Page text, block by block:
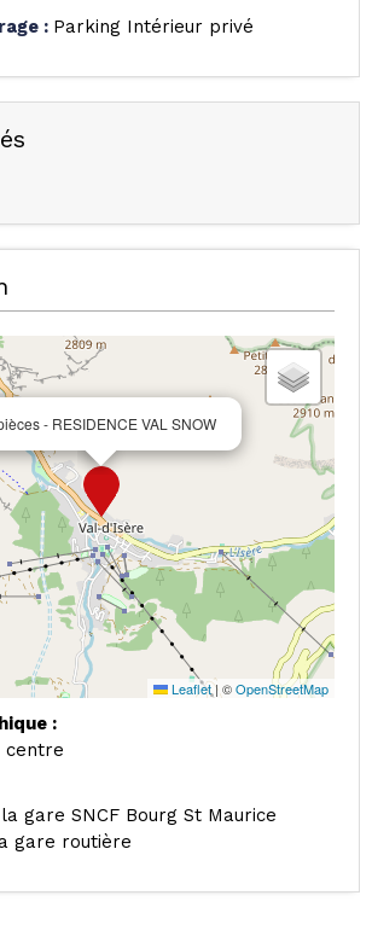
: Parking Intérieur privé
- RESIDENCE VAL SNOW
Leaflet|©OpenStreetMap
:
centre
gare SNCF Bourg St Maurice
gare routière